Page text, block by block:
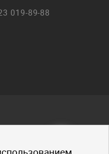
019-89-88